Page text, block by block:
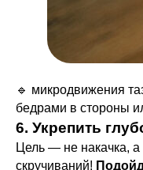
🔹 микродвижения
бедрами в стороны
6. Укрепить
Цель — не накачка, а
скручиваний!